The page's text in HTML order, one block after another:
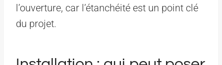
l’ouverture, car l’étanchéité est un point clé
du projet.